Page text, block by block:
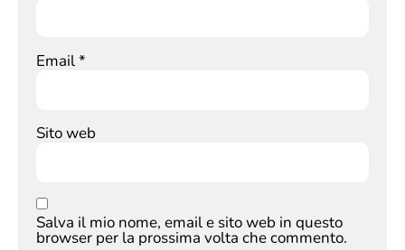
Email*
Sito web
Salva il mio nome, email e sito web in questo
browser per la prossima volta che commento.